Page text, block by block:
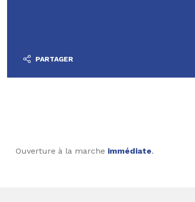
PARTAGER
Ouverture à la marche immédiate.